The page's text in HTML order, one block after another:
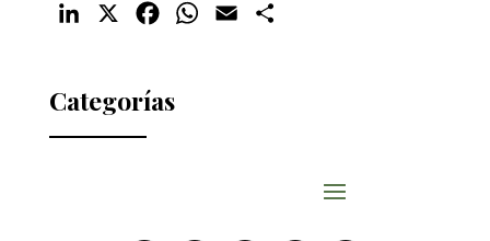
LinkedIn FacebookWhatsApp
Email
Categorías